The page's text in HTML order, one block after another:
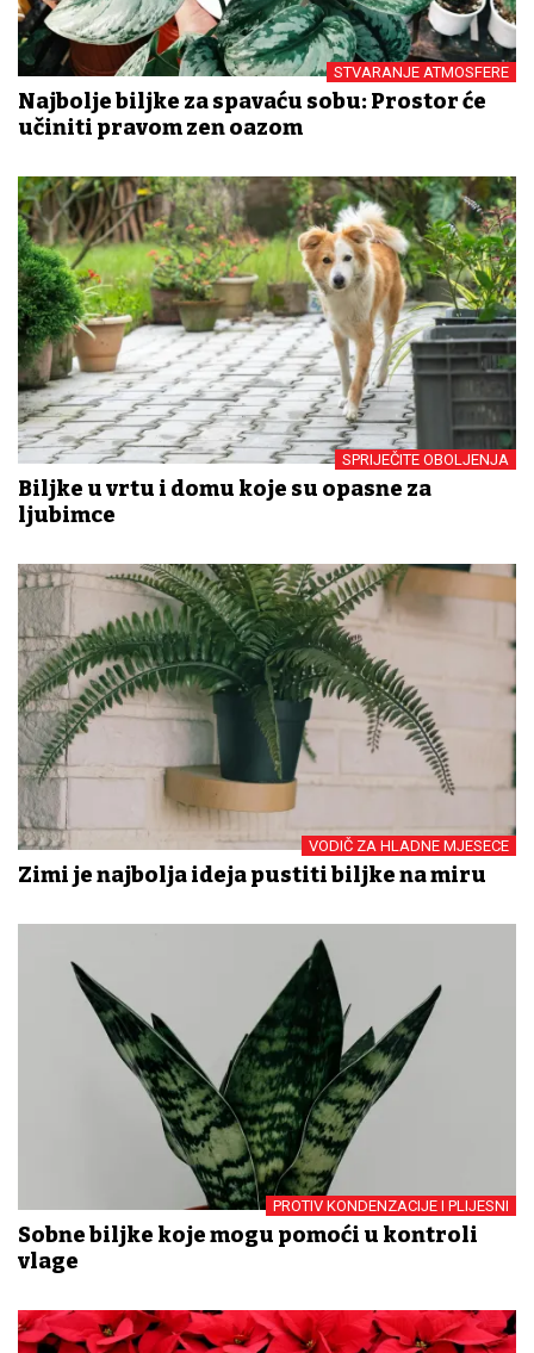
STVARANJE ATMOSFERE
Najbolje biljke za spavaću sobu: Prostor će
učiniti pravom zen oazom
SPRIJEČITE OBOLJENJA
Biljke u vrtu i domu koje su opasne za
ljubimce
VODIČ ZA HLADNE MJESECE
Zimi je najbolja ideja pustiti biljke na miru
PROTIV KONDENZACIJE I PLIJESNI
Sobne biljke koje mogu pomoći u kontroli
vlage